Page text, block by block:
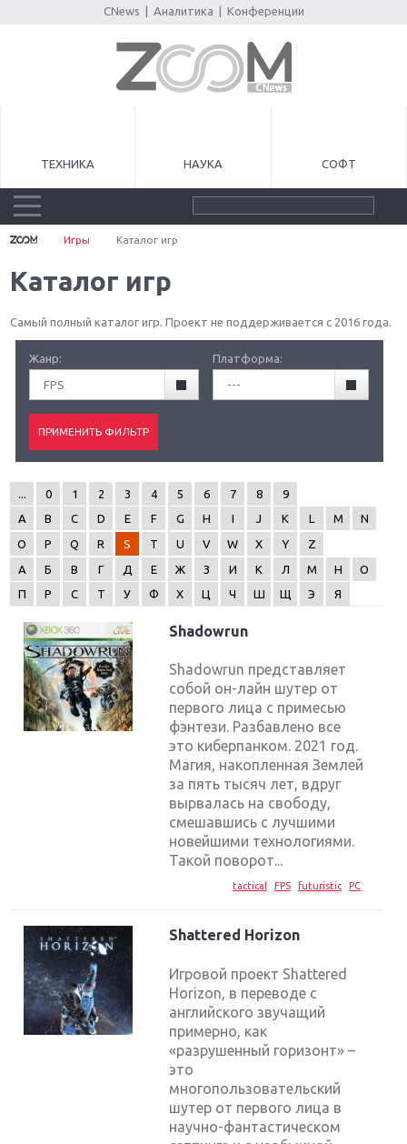
CNews Аналитика Конференции
ТЕХНИКА НАУКА СОФТ
Игры Каталог игр
Каталог игр
Самый полный каталог игр. Проект не поддерживается с 2016 года.
Жанр:
FPS
Платформа:
---
0 1 2 3 4 5 6 7 8
9
A
B C D E F G H I J K L M
N
O
P Q R S T U V W X Y
Z
А
Б В Г Д Е Ж З И К Л М Н
О
П
Р С Т У Ф Х Ц Ч Ш Щ Э Я
Shadowrun
Shadowrun представляет
собой он-лайн шутер от
первого лица с примесью
фэнтези. Разбавлено все
это киберпанком. 2021 год.
Магия, накопленная Землей
за пять тысяч лет, вдруг
вырвалась на свободу,
смешавшись с лучшими
новейшими технологиями.
Такой поворот...
tactical FPS futuristic PC
Shattered Horizon
Игровой проект Shattered
Horizon, в переводе с
английского звучащий
примерно, как
«разрушенный горизонт» –
это
многопользовательский
шутер от первого лица в
научно-фантастическом